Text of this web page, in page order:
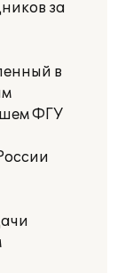
за
в
ФГУ